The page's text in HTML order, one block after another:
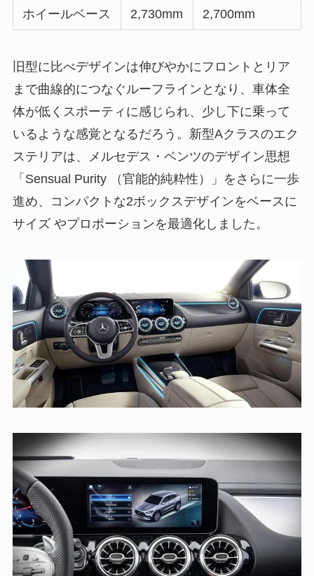
ホイールベース 2,730mm 2,700mm
旧型に比べデザインは伸びやかにフロントとリア
まで曲線的につなぐルーフラインとなり、車体全
体が低くスポーティに感じられ、少し下に乗って
いるような感覚となるだろう。新型Aクラスのエク
ステリアは、メルセデス・ベンツのデザイン思想
「Sensual Purity （官能的純粋性）」をさらに一歩
進め、コンパクトな2ボックスデザインをベースに
サイズ やプロポーションを最適化しました。